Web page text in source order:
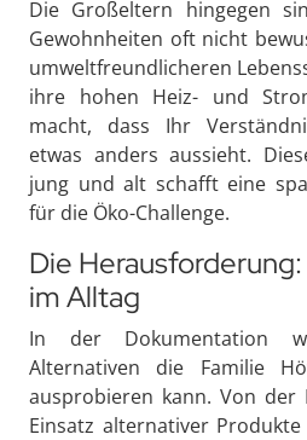
Die Großeltern hingegen
Gewohnheiten oft nicht
umweltfreundlicheren
ihre hohen Heiz- und
macht, dass Ihr
etwas anders aussieht.
jung und alt schafft eine
für die Öko-Challenge.
Die
im Alltag
In der Dokumentation
Alternativen die Familie
ausprobieren kann. Von
Einsatz alternativer